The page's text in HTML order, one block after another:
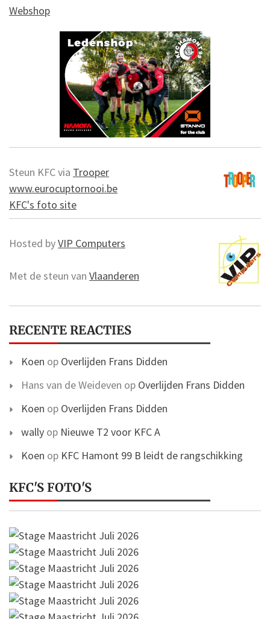
Webshop
Steun KFC via Trooper
www.eurocuptornooi.be
KFC's foto site
Hosted byVIP Computers
Met de steun van Vlaanderen
RECENTE REACTIES
Koen op Overlijden Frans Didden
Hans van de Weideven op Overlijden Frans Didden
Koen op Overlijden Frans Didden
wally op Nieuwe T2 voor KFC A
Koen op KFC Hamont 99 B leidt de rangschikking
KFC'S FOTO'S